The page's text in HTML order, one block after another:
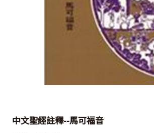
中文聖經註釋--馬可福音